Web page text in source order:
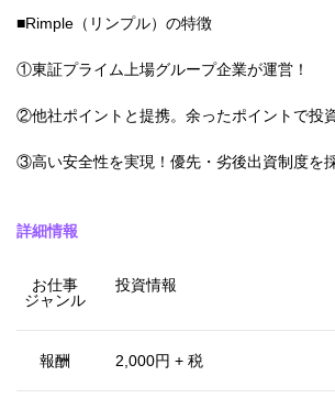
■Rimple（リンプル）の特徴
①東証プライム上場グループ企業が運営！
②他社ポイントと提携。余ったポイントで投
③高い安全性を実現！優先・劣後出資制度を
詳細情報
お仕事
ジャンル
投資情報
報酬 2,000円 + 税